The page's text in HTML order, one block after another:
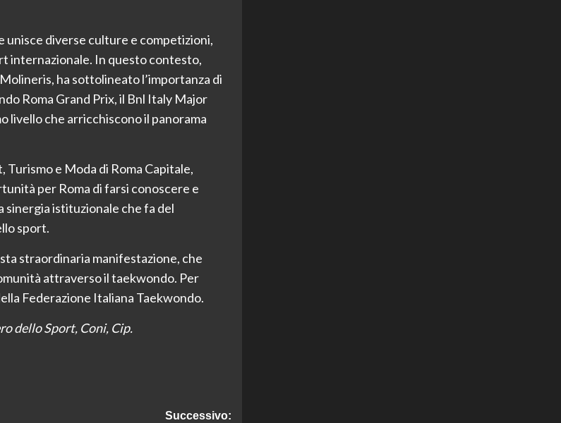
unisce diverse culture e competizioni,
internazionale. In questo contesto,
ha sottolineato l’importanza di
Roma Grand Prix, il Bnl Italy Major
livello che arricchiscono il panorama
Turismo e Moda di Roma Capitale,
per Roma di farsi conoscere e
sinergia istituzionale che fa del
sport.
straordinaria manifestazione, che
attraverso il taekwondo. Per
Federazione Italiana Taekwondo.
dello Sport, Coni, Cip.
Successivo: